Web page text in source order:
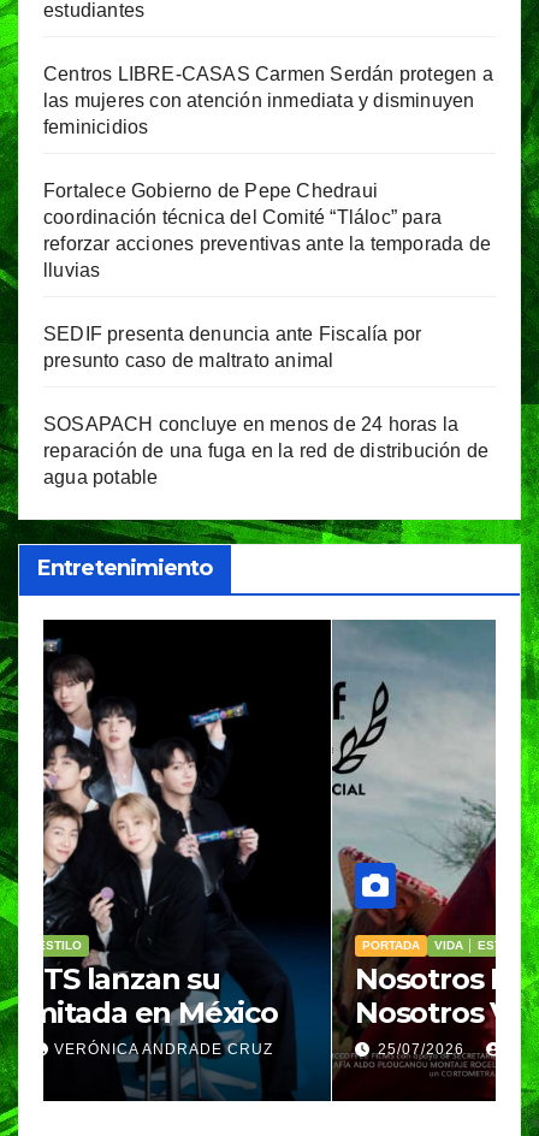
estudiantes
Centros LIBRE-CASAS Carmen Serdán protegen a
las mujeres con atención inmediata y disminuyen
feminicidios
Fortalece Gobierno de Pepe Chedraui
coordinación técnica del Comité “Tláloc” para
reforzar acciones preventivas ante la temporada de
lluvias
SEDIF presenta denuncia ante Fiscalía por
presunto caso de maltrato animal
SOSAPACH concluye en menos de 24 horas la
reparación de una fuga en la red de distribución de
agua potable
Entretenimiento
PORTADA VIDA │ ESTILO
Nosotros Bailamos,
Nosotros Volamos llega al
GIFF
25/07/2026 VERÓNICA ANDRADE CRUZ